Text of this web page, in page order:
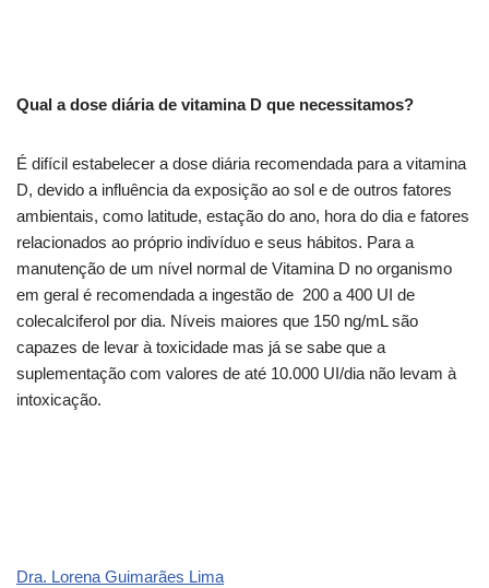
Qual a dose diária de vitamina D que necessitamos?
É difícil estabelecer a dose diária recomendada para a vitamina
D, devido a influência da exposição ao sol e de outros fatores
ambientais, como latitude, estação do ano, hora do dia e fatores
relacionados ao próprio indivíduo e seus hábitos. Para a
manutenção de um nível normal de Vitamina D no organismo
em geral é recomendada a ingestão de 200 a 400 UI de
colecalciferol por dia. Níveis maiores que 150 ng/mL são
capazes de levar à toxicidade mas já se sabe que a
suplementação com valores de até 10.000 UI/dia não levam à
intoxicação.
Dra. Lorena Guimarães Lima